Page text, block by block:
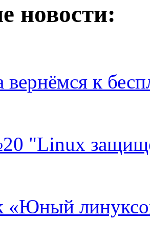
новости:
вернёмся к
"Linux
«Юный